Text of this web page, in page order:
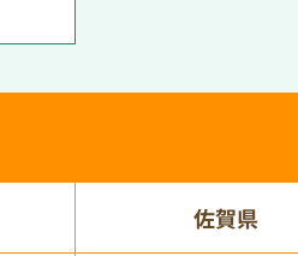
佐賀県